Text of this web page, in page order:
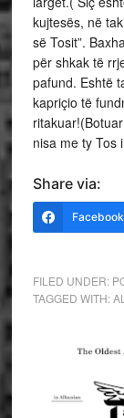
kujtesës, në
së Tosit”.
për shkak të
pafund. Eshtë
kapriçio të
nisa me ty Tos
Share via:
Facebook
FILED UNDER:
TAGGED WITH: